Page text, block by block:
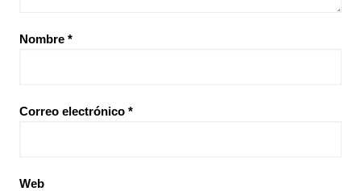
Nombre *
Correo electrónico *
Web